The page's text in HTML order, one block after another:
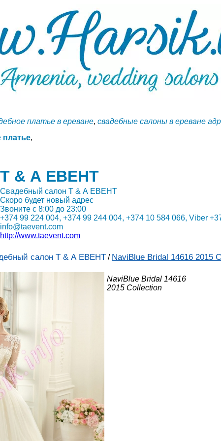
платье в ереване, свадебные салоны в ереване
платье,
Т & А ЕВЕНТ
Свадебный салон Т & А ЕВЕНТ
Скоро будет новый адрес
Звоните с 8:00 до 23:00
+374 99 224 004, +374 99 244 004, +374 10 584 066, Viber
info@taevent.com
http://www.taevent.com
салон Т & А ЕВЕНТ / NaviBlue Bridal 14616 2015
NaviBlue Bridal 14616
2015 Collection